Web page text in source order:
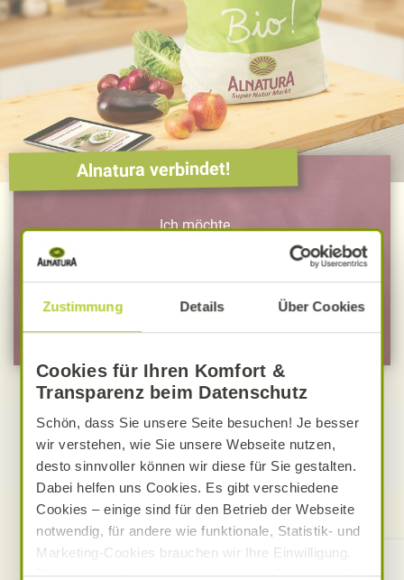
Zustimmung Details Über Cookies
Cookies für Ihren Komfort &
Transparenz beim Datenschutz
Schön, dass Sie unsere Seite besuchen! Je besser
wir verstehen, wie Sie unsere Webseite nutzen,
desto sinnvoller können wir diese für Sie gestalten.
Dabei helfen uns Cookies. Es gibt verschiedene
Cookies – einige sind für den Betrieb der Webseite
notwendig, für andere wie funktionale, Statistik- und
Marketing-Cookies brauchen wir Ihre Einwilligung.
Das optimale Nutzererlebnis erhalten Sie, wenn Sie
Alnatura verbindet!
Ich möchte ...
… mich zum Newsletter anmelden
… mich zu Mein Alnatura anmelden